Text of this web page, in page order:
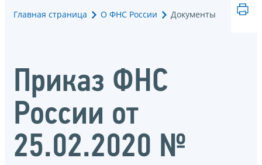
Главная страница О ФНС России Документы
Приказ ФНС
России от
25.02.2020 №